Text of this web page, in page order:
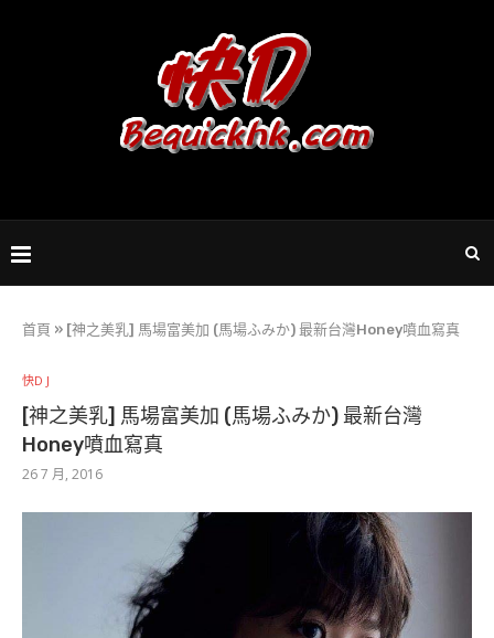
首頁 » [神之美乳] 馬場富美加 (馬場ふみか) 最新台灣Honey噴血寫真
快D J
[神之美乳] 馬場富美加 (馬場ふみか) 最新台灣
Honey噴血寫真
26 7 月, 2016